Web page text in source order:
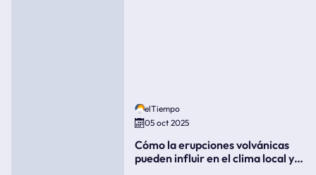
elTiempo
05 oct 2025
Cómo la erupciones volvánicas
pueden influir en el clima local y